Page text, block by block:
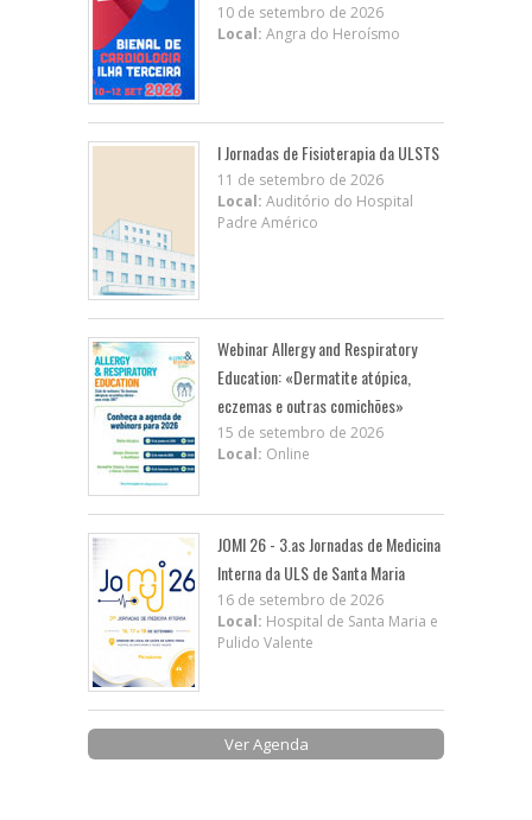
10 de setembro de 2026
Local: Angra do Heroísmo
I Jornadas de Fisioterapia da ULSTS
11 de setembro de 2026
Local: Auditório do Hospital
Padre Américo
Webinar Allergy and Respiratory
Education: «Dermatite atópica,
eczemas e outras comichões»
15 de setembro de 2026
Local: Online
JOMI 26 - 3.as Jornadas de Medicina
Interna da ULS de Santa Maria
16 de setembro de 2026
Local: Hospital de Santa Maria e
Pulido Valente
Ver Agenda